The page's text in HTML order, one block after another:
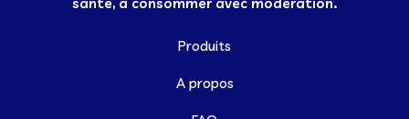
Produits
A propos